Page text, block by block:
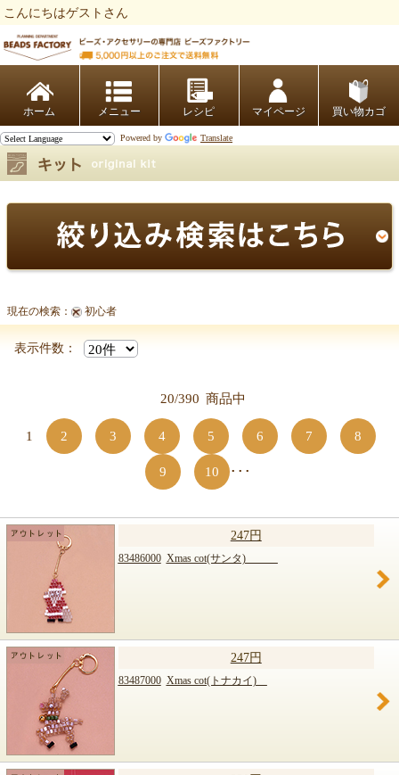
こんにちはゲストさん
ホーム レシピ マイページ 買い物カゴ
Powered by Translate
現在の検索： 初心者
表示件数：
20/390 商品中
1 2 3 4 5 6 7 8
9 10 ･･･
247円
83486000 Xmas cot(サンタ)
247円
83487000 Xmas cot(トナカイ)